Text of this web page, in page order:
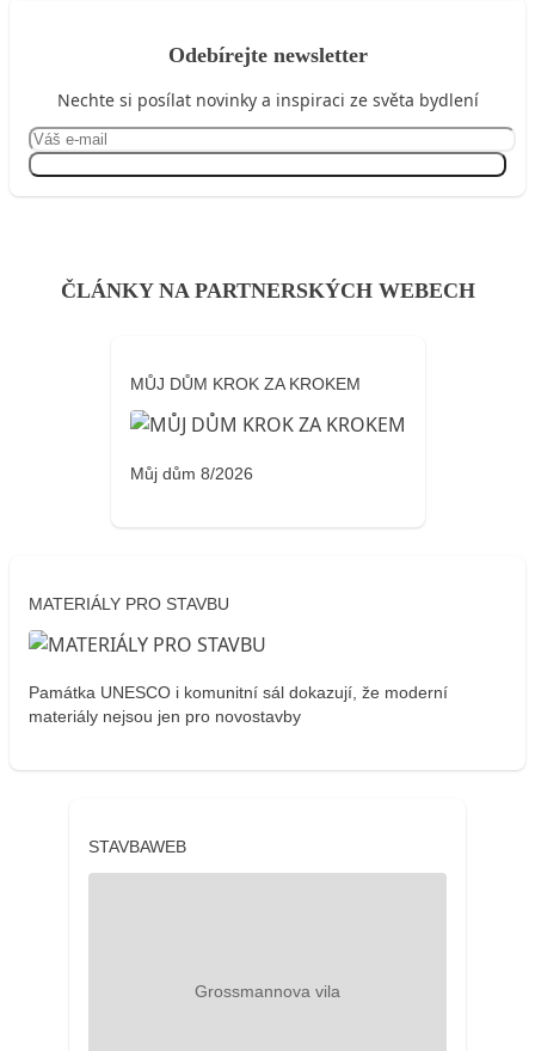
Odebírejte newsletter
Nechte si posílat novinky a inspiraci ze světa bydlení
ČLÁNKY NA PARTNERSKÝCH WEBECH
MŮJ DŮM KROK ZA KROKEM
Můj dům 8/2026
MATERIÁLY PRO STAVBU
Památka UNESCO i komunitní sál dokazují, že moderní
materiály nejsou jen pro novostavby
STAVBAWEB